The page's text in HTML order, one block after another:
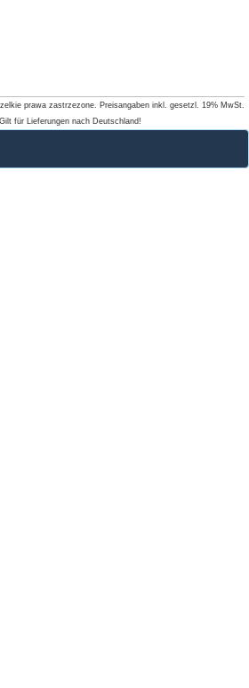
prawa zastrzezone. Preisangaben inkl. gesetzl. 19% MwSt.
für Lieferungen nach Deutschland!